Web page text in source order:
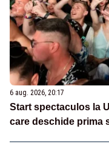
6 aug. 2026, 20:17
Start spectaculos la
care deschide prima